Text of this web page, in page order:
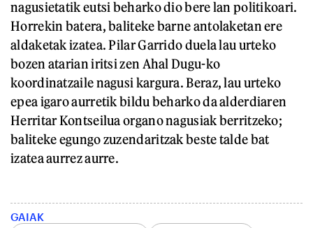
nagusietatik eutsi beharko dio bere lan politikoari.
Horrekin batera, baliteke barne antolaketan ere
aldaketak izatea. Pilar Garrido duela lau urteko
bozen atarian iritsi zen Ahal Dugu-ko
koordinatzaile nagusi kargura. Beraz, lau urteko
epea igaro aurretik bildu beharko da alderdiaren
Herritar Kontseilua organo nagusiak berritzeko;
baliteke egungo zuzendaritzak beste talde bat
izatea aurrez aurre.
GAIAK